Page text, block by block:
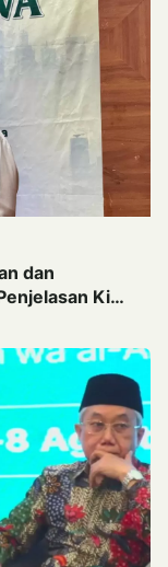
dan
Kiai